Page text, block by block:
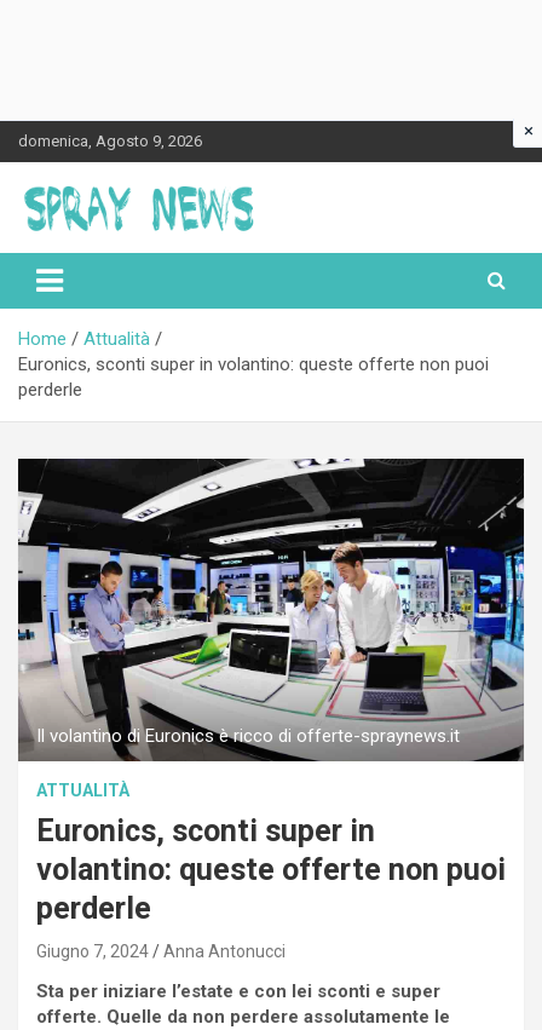
Skip
to
content
domenica, Agosto 9, 2026
Spraynews.it
Home
Attualità
Euronics, sconti super in volantino: queste offerte non puoi
perderle
Il volantino di Euronics è ricco di offerte-spraynews.it
ATTUALITÀ
Euronics, sconti super in
volantino: queste offerte non puoi
perderle
Giugno 7, 2024 Anna Antonucci
Sta per iniziare l’estate e con lei sconti e super
offerte. Quelle da non perdere assolutamente le
×